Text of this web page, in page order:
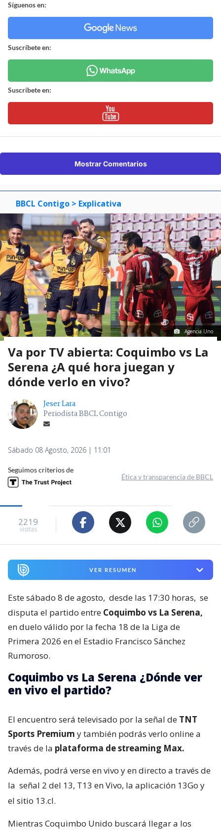
Síguenos en:
Suscríbete en:
Suscríbete en:
Mostrar Comentarios
BBCL Contigo > Explicativa
Agencia Uno
Va por TV abierta: Coquimbo vs La
Serena ¿A qué hora juegan y
dónde verlo en vivo?
Jeser Lara
Periodista BBCL Contigo
Sábado 08 Agosto, 2026 | 11:01
Seguimos criterios de
Ética y transparencia de BBCL
2219
visitas
VER RESUMEN
Este sábado 8 de agosto, desde las 17:30 horas, se
disputa el partido entre Coquimbo vs La Serena,
en duelo válido por la fecha 18 de la Liga de
Primera 2026 en el Estadio Francisco Sánchez
Rumoroso.
Coquimbo vs La Serena ¿Dónde ver
en vivo el partido?
El encuentro será televisado por la señal de TNT
Sports Premium y también podrás verlo online a
través de la plataforma de streaming Max.
Además, podrá verse en vivo y en directo a través de
la señal 2 del 13, T13 en Vivo, la aplicación 13Go y
el sitio 13.cl.
Mientras Coquimbo Unido buscará llegar a los